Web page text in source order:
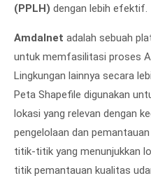
(PPLH) dengan lebih efektif.
Amdalnet adalah sebuah
untuk memfasilitasi proses
Lingkungan lainnya secara
Peta Shapefile digunakan
lokasi yang relevan dengan
pengelolaan dan
titik-titik yang menunjukkan
titik pemantauan kualitas